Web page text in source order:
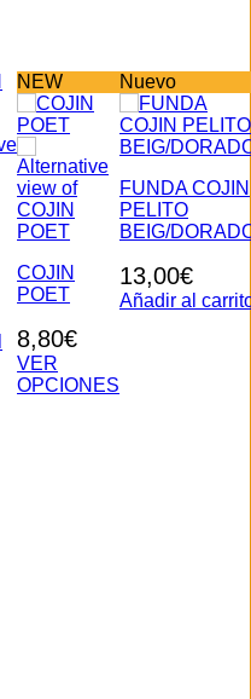
NEW
COJIN
POET
8,80€
VER
OPCIONES
Nuevo
FUNDA COJIN
PELITO
BEIG/
13,00€
Añadir al